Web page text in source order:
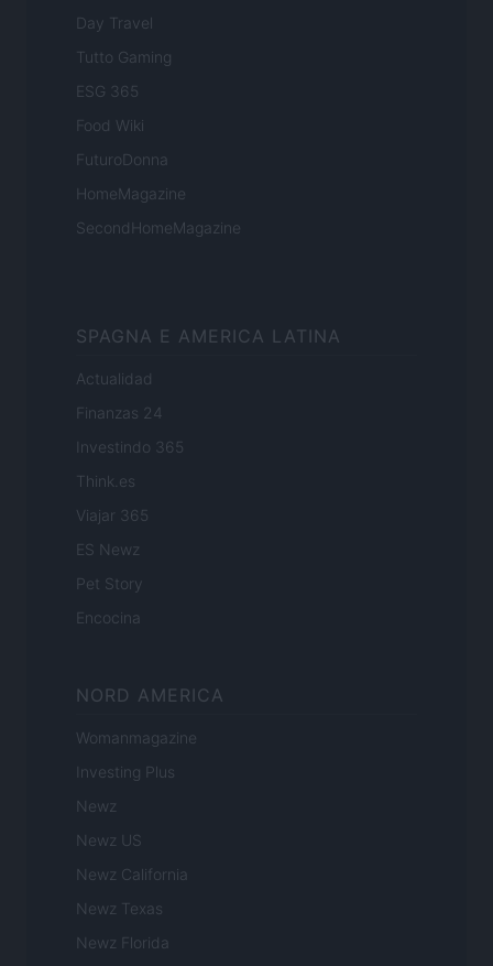
Day Travel
Tutto Gaming
ESG 365
Food Wiki
FuturoDonna
HomeMagazine
SecondHomeMagazine
SPAGNA E AMERICA LATINA
Actualidad
Finanzas 24
Investindo 365
Think.es
Viajar 365
ES Newz
Pet Story
Encocina
NORD AMERICA
Womanmagazine
Investing Plus
Newz
Newz US
Newz California
Newz Texas
Newz Florida